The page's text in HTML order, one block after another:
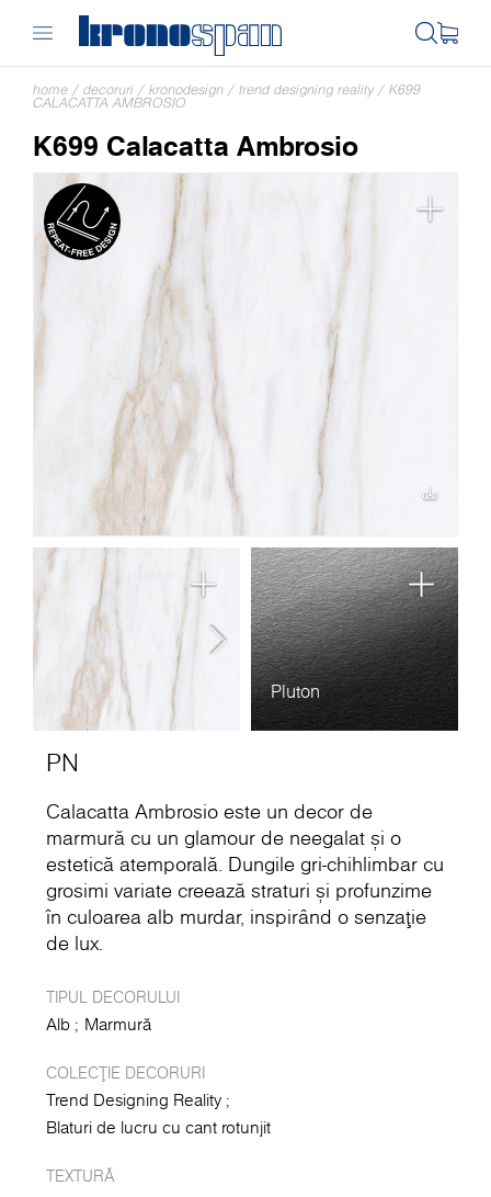
home / decoruri / kronodesign / trend designing reality / K699
CALACATTA AMBROSIO
K699 Calacatta Ambrosio
Pluton
PN
Calacatta Ambrosio este un decor de
marmură cu un glamour de neegalat și o
estetică atemporală. Dungile gri-chihlimbar cu
grosimi variate creează straturi și profunzime
în culoarea alb murdar, inspirând o senzație
de lux.
TIPUL DECORULUI
Alb Marmură
COLECȚIE DECORURI
Trend Designing Reality
Blaturi de lucru cu cant rotunjit
TEXTURĂ